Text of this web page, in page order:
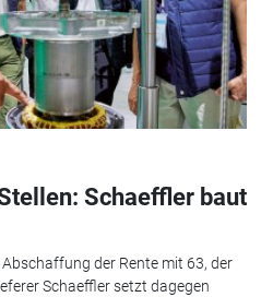
Schaeffler baut
der Rente mit 63, der
Schaeffler setzt dagegen